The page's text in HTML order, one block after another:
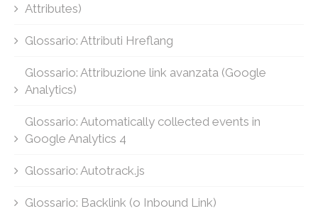
Attributes)
Glossario: Attributi Hreflang
Glossario: Attribuzione link avanzata (Google
Analytics)
Glossario: Automatically collected events in
Google Analytics 4
Glossario: Autotrack.js
Glossario: Backlink (o Inbound Link)